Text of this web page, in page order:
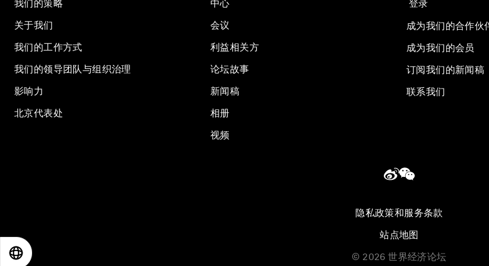
我们的策略
关于我们
我们的工作方式
我们的领导团队与组织治理
影响力
北京代表处
中心
会议
利益相关方
论坛故事
新闻稿
相册
视频
登录
成为我们的合作伙
成为我们的会员
订阅我们的新闻稿
联系我们
隐私政策和服务条款
站点地图
© 2026 世界经济论坛